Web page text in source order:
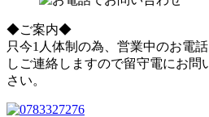
◆ご案内◆
只今1人体制の為、営業中のお電
しご連絡しますので留守電にお問
さい。